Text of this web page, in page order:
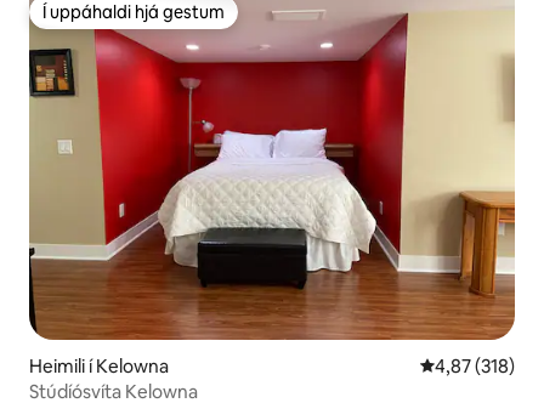
Í uppáhaldi hjá gestum
Í uppáhaldi hjá gestum
Heimili í Kelowna 4,87 af 5 í
4,87 (318)
Stúdíósvíta Kelowna